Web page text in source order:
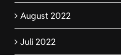
August 2022
Juli 2022